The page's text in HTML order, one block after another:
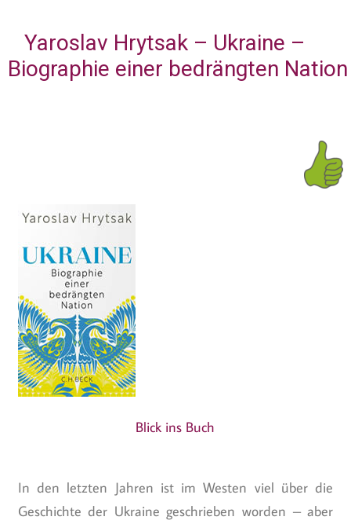
Yaroslav Hrytsak – Ukraine –
Biographie einer bedrängten Nation
Blick ins Buch
In den letzten Jahren ist im Westen viel über die
Geschichte der Ukraine geschrieben worden – aber